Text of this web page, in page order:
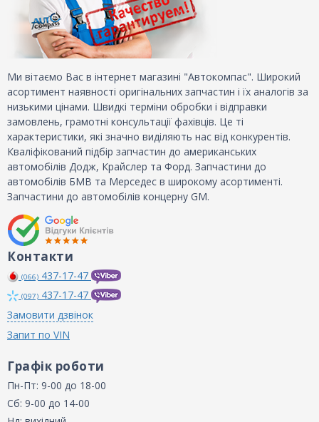
Ми вітаємо Вас в інтернет магазині "Автокомпас". Широкий
асортимент наявності оригінальних запчастин і їх аналогів за
низькими цінами. Швидкі терміни обробки і відправки
замовлень, грамотні консультації фахівців. Це ті
характеристики, які значно виділяють нас від конкурентів.
Кваліфікований підбір запчастин до американських
автомобілів Додж, Крайслер та Форд. Запчастини до
автомобілів БМВ та Мерседес в широкому асортименті.
Запчастини до автомобілів концерну GM.
Контакти
(066) 437-17-47
(097) 437-17-47
Замовити дзвінок
Запит по VIN
Графік роботи
Пн-Пт: 9-00 до 18-00
Сб: 9-00 до 14-00